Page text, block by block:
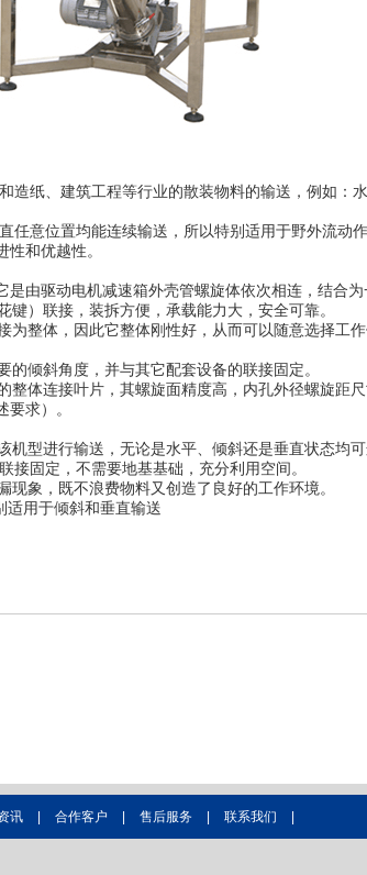
纸、建筑工程等行业的散装物料的输送，例如：
意位置均能连续输送，所以特别适用于野外流动
和优越性。
驱动电机减速箱外壳管螺旋体依次相连，结合为
联接，装拆方便，承载能力大，安全可靠。
整体，因此它整体刚性好，从而可以随意选择工
斜角度，并与其它配套设备的联接固定。
体连接叶片，其螺旋面精度高，内孔外径螺旋距尺
求）。
型进行输送，无论是水平、倾斜还是垂直状态均
固定，不需要地基基础，充分利用空间。
，既不浪费物料又创造了良好的工作环境。
适用于倾斜和垂直输送
讯 合作客户 售后服务 联系我们